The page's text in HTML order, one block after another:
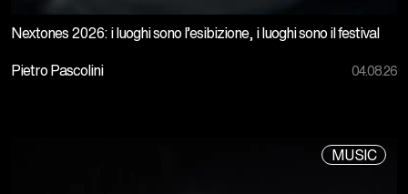
Nextones 2026: i luoghi sono l’esibizione, i luoghi sono il festival
Pietro Pascolini 04.08.26
MUSIC